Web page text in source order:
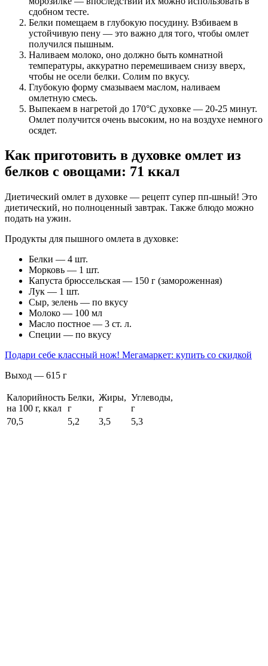
сдобном тесте.
Белки помещаем в глубокую посудину. Взбиваем в
устойчивую пену — это важно для того, чтобы омлет
получился пышным.
Наливаем молоко, оно должно быть комнатной
температуры, аккуратно перемешиваем снизу вверх,
чтобы не осели белки. Солим по вкусу.
Глубокую форму смазываем маслом, наливаем
омлетную смесь.
Выпекаем в нагретой до 170°C духовке — 20-25 минут.
Омлет получится очень высоким, но на воздухе немного
осядет.
Как приготовить в духовке омлет из
белков с овощами: 71 ккал
Диетический омлет в духовке — рецепт супер пп-шный! Это
диетический, но полноценный завтрак. Также блюдо можно
подать на ужин.
Продукты для пышного омлета в духовке:
Белки — 4 шт.
Морковь — 1 шт.
Капуста брюссельская — 150 г (замороженная)
Лук — 1 шт.
Сыр, зелень — по вкусу
Молоко — 100 мл
Масло постное — 3 ст. л.
Специи — по вкусу
Подари себе классный нож! Мегамаркет: купить со скидкой
Выход — 615 г
Калорийность
на 100 г, ккал
Белки,
г
Жиры,
г
Углеводы,
г
70,5
5,2 3,5 5,3